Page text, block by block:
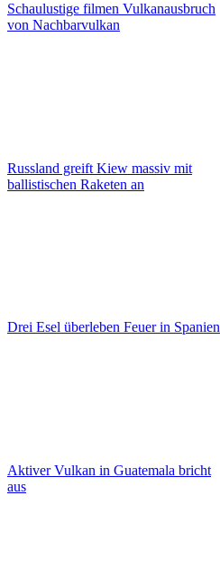
Schaulustige filmen Vulkanausbruch
von Nachbarvulkan
Russland greift Kiew massiv mit
ballistischen Raketen an
Drei Esel überleben Feuer in Spanien
Aktiver Vulkan in Guatemala bricht
aus